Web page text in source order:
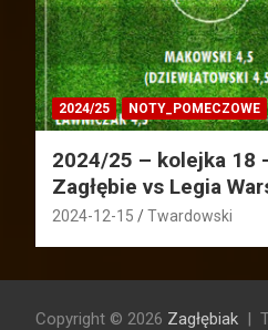
2024/25 NOTY_POMECZOWE
2024/25 – kolejka 18
Zagłębie vs Legia
2024-12-15 Twardowski
Copyright © 2026 Zagłębiak